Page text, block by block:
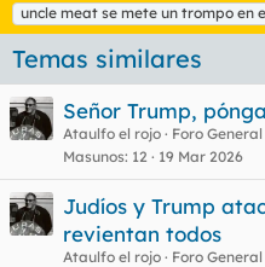
uncle meat se mete un trompo en
Temas similares
Señor Trump,
Ataulfo el rojo
Foro General
Masunos 12 19 Mar 2026
Judíos y Trump
revientan todos
Ataulfo el rojo
Foro General